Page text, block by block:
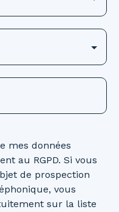
mes données
au RGPD. Si vous
de prospection
vous
sur la liste